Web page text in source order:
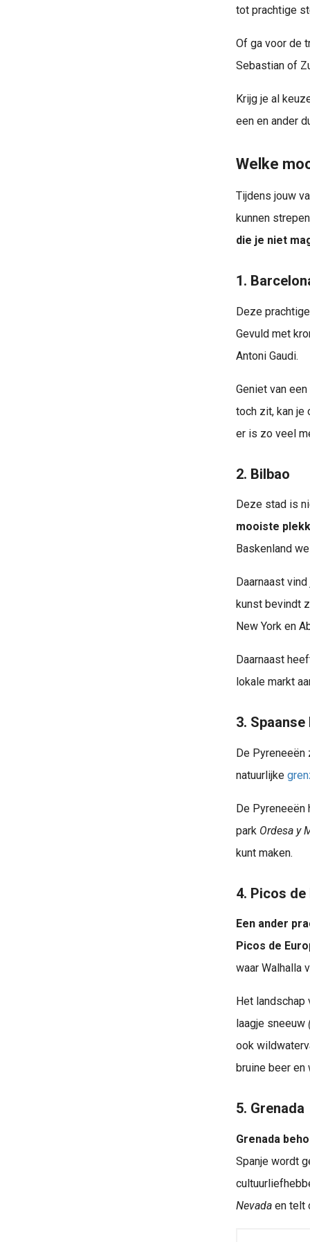
tot prachtige
Of ga voor de
Sebastian of
Krijg je al
een en ander
Welke
Tijdens jouw
kunnen
die je niet
1.
Deze
Gevuld met
Antoni Gaudi.
Geniet van
toch zit, kan je
er is zo veel
2. Bilbao
Deze stad is
mooiste
Baskenland
Daarnaast
kunst bevindt
New York en
Daarnaast
lokale markt
3. Spaanse
De Pyreneeën
natuurlijke
De Pyreneeën
park Ordesa y
kunt maken.
4. Picos de
Een ander
Picos de
waar Walhalla
Het
laagje sneeuw
ook
bruine beer en
5. Grenada
Grenada
Spanje wordt
Nevadaen telt